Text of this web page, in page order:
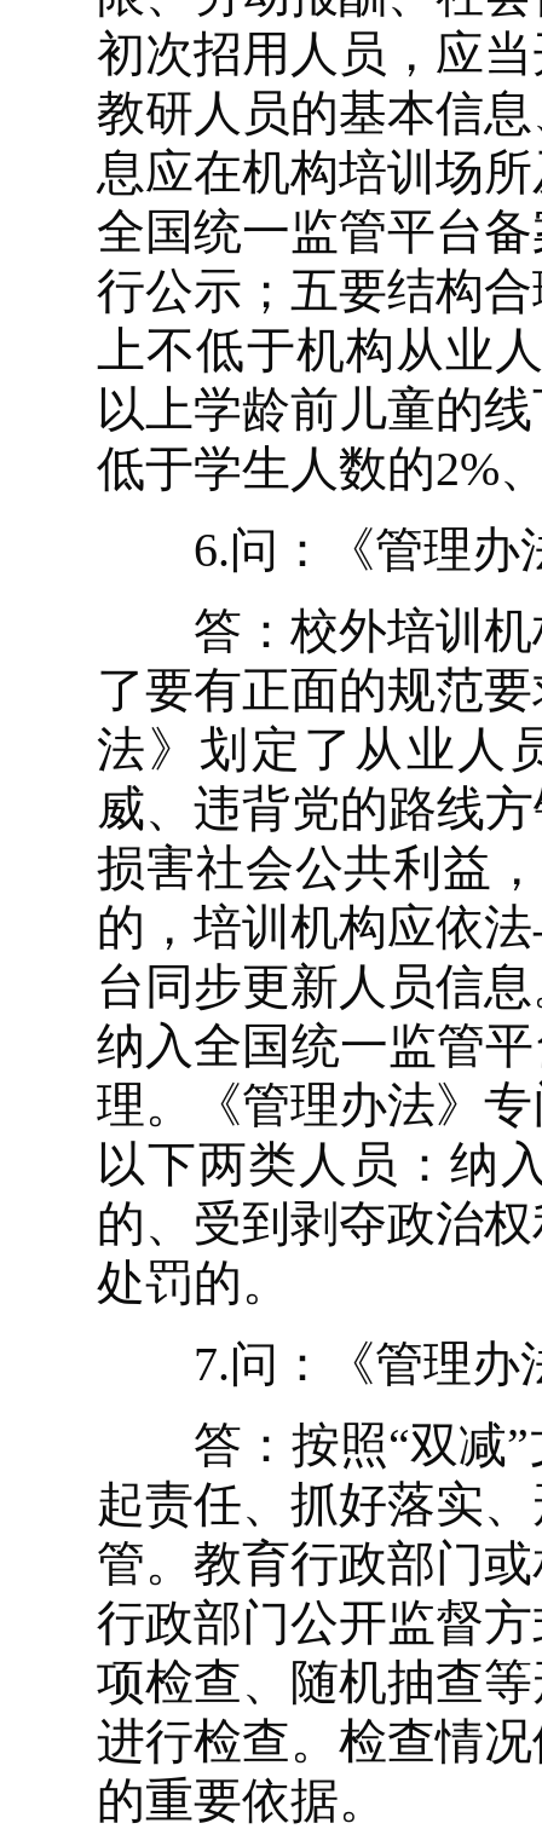
初次招用人员，应
教研人员的基本信
息应在机构培训场
全国统一监管平台
行公示；五要结构
上不低于机构从业
以上学龄前儿童的
低于学生人数的2%
6.问：《管理办
答：校外培训机
了要有正面的规范
法》划定了从业人
威、违背党的路线
损害社会公共利益
的，培训机构应依
台同步更新人员信
纳入全国统一监管
理。《管理办法》
以下两类人员：纳
的、受到剥夺政治
处罚的。
7.问：《管理办
答：按照“双减”
起责任、抓好落实
管。教育行政部门
行政部门公开监督
项检查、随机抽查
进行检查。检查情
的重要依据。